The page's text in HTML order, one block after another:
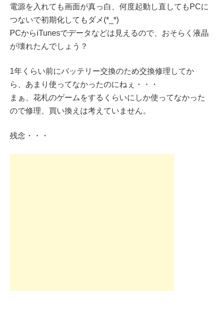
電源を入れても画面が真っ白、何度起動し直してもPCに
つないで初期化してもダメ(*_*)
PCからiTunesでデータなどは見えるので、おそらく液晶
が壊れたんでしょう？
1年くらい前にバッテリー交換のため交換修理してか
ら、あまり使ってなかったのにねぇ・・・
まぁ、花札のゲームをするくらいにしか使ってなかった
ので修理、買い換えは考えていません。
残念・・・